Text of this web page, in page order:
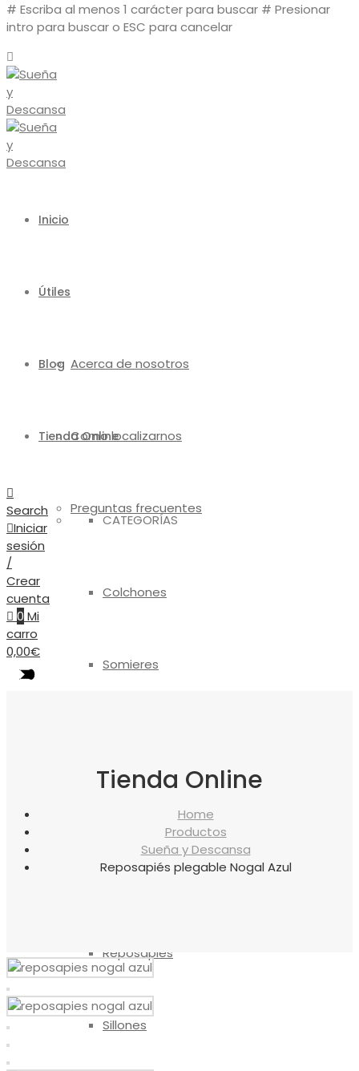
# Escriba al menos 1 carácter para buscar # Presionar
intro para buscar o ESC para cancelar
Inicio
Útiles
Acerca de nosotros
Como localizarnos
Preguntas frecuentes
Blog
Tienda Online
CATEGORÍAS
Colchones
Somieres
Reposapiés
Sillones
Search
Iniciar
sesión
/
Crear
cuenta
0 Mi
carro
0,00€
Tienda Online
Home
Productos
Sueña y Descansa
Reposapiés plegable Nogal Azul